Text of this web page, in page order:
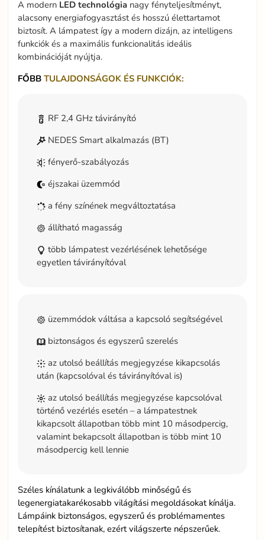
A modern LED technológia nagy fényteljesítményt,
alacsony energiafogyasztást és hosszú élettartamot
biztosít. A lámpatest így a modern dizájn, az intelligens
funkciók és a maximális funkcionalitás ideális
kombinációját nyújtja.
FŐBB TULAJDONSÁGOK ÉS FUNKCIÓK:
RF 2,4 GHz távirányító
NEDES Smart alkalmazás (BT)
fényerő-szabályozás
éjszakai üzemmód
a fény színének megváltoztatása
állítható magasság
több lámpatest vezérlésének lehetősége
egyetlen távirányítóval
üzemmódok váltása a kapcsoló segítségével
biztonságos és egyszerű szerelés
az utolsó beállítás megjegyzése kikapcsolás
után (kapcsolóval és távirányítóval is)
az utolsó beállítás megjegyzése kapcsolóval
történő vezérlés esetén – a lámpatestnek
kikapcsolt állapotban több mint 10 másodpercig,
valamint bekapcsolt állapotban is több mint 10
másodpercig kell lennie
Széles kínálatunk a legkiválóbb minőségű és
legenergiatakarékosabb világítási megoldásokat kínálja.
Lámpáink biztonságos, egyszerű és problémamentes
telepítést biztosítanak, ezért világszerte népszerűek.